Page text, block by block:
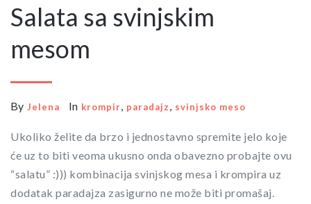
Salata sa svinjskim
mesom
By Jelena In krompir paradajz svinjsko meso
Ukoliko želite da brzo i jednostavno spremite jelo koje
će uz to biti veoma ukusno onda obavezno probajte ovu
“salatu” :))) kombinacija svinjskog mesa i krompira uz
dodatak paradajza zasigurno ne može biti promašaj.